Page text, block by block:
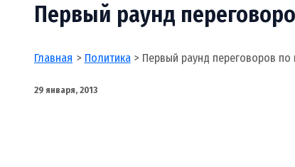
Первый раунд
Главная Политика Первый раунд переговоров
29 января, 2013